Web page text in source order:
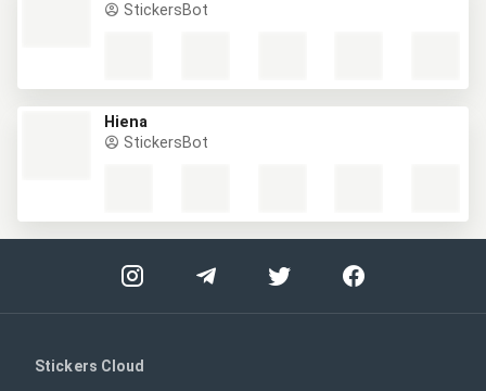
StickersBot
Hiena
StickersBot
Stickers Cloud